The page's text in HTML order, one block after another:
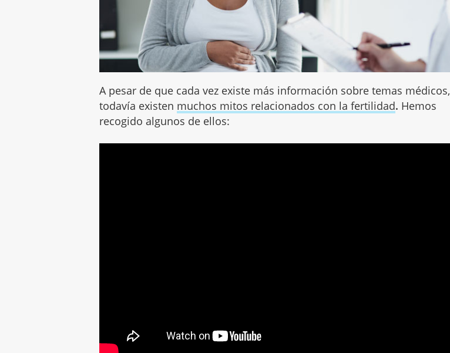
A pesar de que cada vez existe más información sobre temas médicos,
todavía existen muchos mitos relacionados con la fertilidad. Hemos
recogido algunos de ellos: